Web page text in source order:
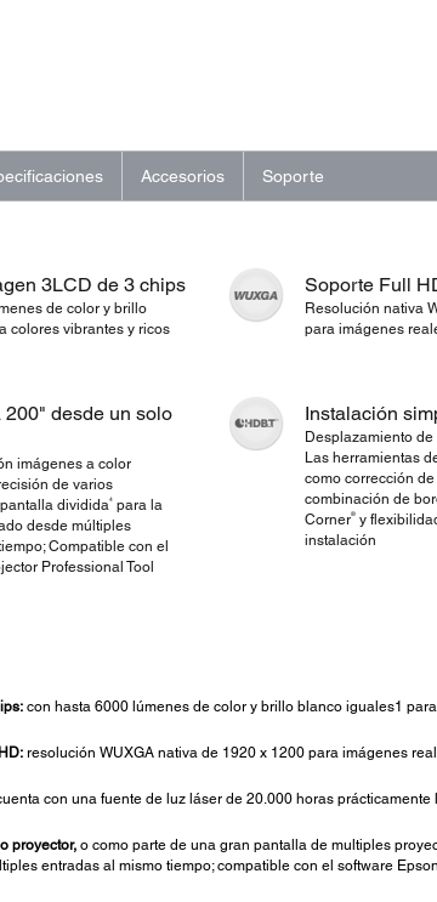
Accesorios Soporte
3LCD de 3 chips
de color y brillo
colores vibrantes y ricos
Soporte Full
Resolución nativa
para imágenes
200" desde un solo
imágenes a color
de varios
dividida4 para la
desde múltiples
Compatible con el
Professional Tool
Instalación
Desplazamiento
Las herramientas
como corrección
combinación de
Corner® y
instalación
con hasta 6000 lúmenes de color y brillo blanco iguales1
resolución WUXGA nativa de 1920 x 1200 para imágenes
con una fuente de luz láser de 20.000 horas prácticamente
proyector,o como parte de una gran pantalla de multiples
entradas al mismo tiempo; compatible con el software